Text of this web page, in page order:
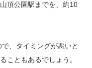
頂公園駅までを、約10
、タイミングが悪いと
こともあるでしょう。